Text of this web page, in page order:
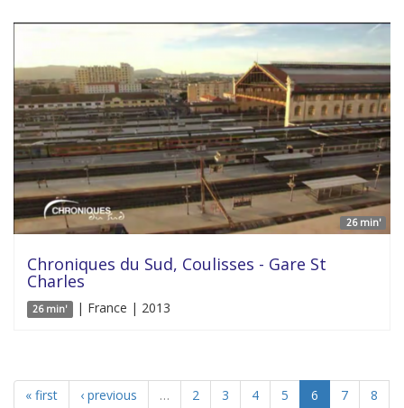
26 min'
Chroniques du Sud, Coulisses - Gare St
Charles
26 min' | France | 2013
« first ‹ previous … 2 3 4 5 6 7
8